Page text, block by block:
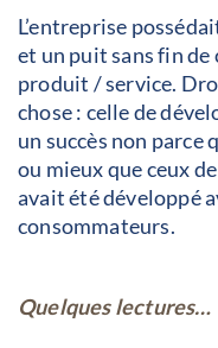
L’entreprise
et un puit sans fin
produit / service.
chose : celle de
un succès non
ou mieux que ceux
avait été développé
consommateurs.
Quelques lectures…